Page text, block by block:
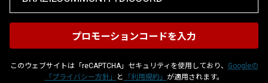
このウェブサイトは「reCAPTCHA」セキュリティを使用しており、
Googleの
「プライバシー方針」
と 「利用規約」 が適用されます。